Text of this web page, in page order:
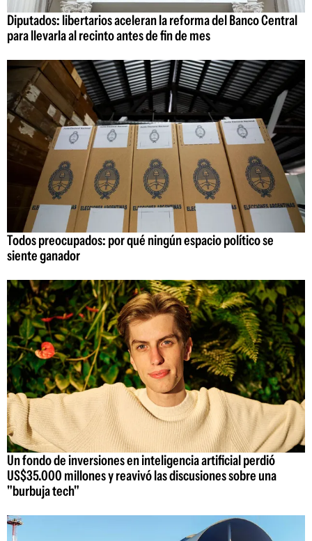
Diputados: libertarios aceleran la reforma del Banco Central
para llevarla al recinto antes de fin de mes
Todos preocupados: por qué ningún espacio político se
siente ganador
Un fondo de inversiones en inteligencia artificial perdió
US$35.000 millones y reavivó las discusiones sobre una
"burbuja tech"